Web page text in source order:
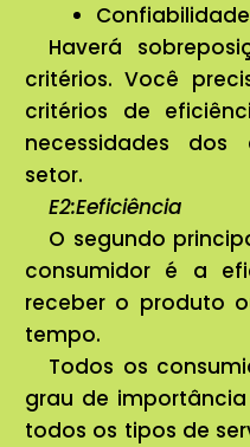
Confiabilidade
Haverá
critérios. Você
critérios de
necessidades dos
setor.
E2:Eeficiência
O segundo
consumidor é a
receber o produto
tempo.
Todos os
grau de
todos os tipos de